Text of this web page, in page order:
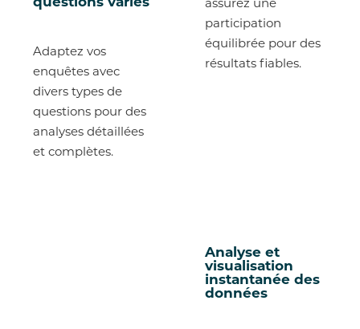
participation
équilibrée pour des
résultats fiables.
Adaptez vos
enquêtes avec
divers types de
questions pour des
analyses détaillées
et complètes.
Analyse et
visualisation
instantanée des
données